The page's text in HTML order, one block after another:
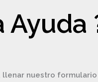
Ayuda
llenar nuestro